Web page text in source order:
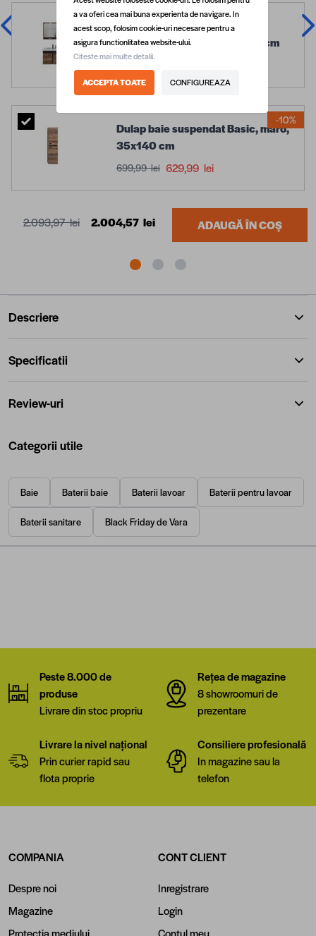
Set mobilier baie Basic,
suspendat, 3 piese, maro, 80 cm
Dulap baie suspendat Basic, maro,
35x140 cm
699,99 lei 629,99 lei
-10%
2.093,97 lei 2.004,57 lei ADAUGĂ ÎN COȘ
Descriere
Specificatii
Review-uri
Categorii utile
Baie Baterii baie Baterii lavoar Baterii pentru lavoar
Baterii sanitare Black Friday de Vara
Peste 8.000 de
produse
Livrare din stoc propriu
Rețea de magazine
8 showroomuri de
prezentare
Livrare la nivel național
Prin curier rapid sau
flota proprie
Consiliere profesională
In magazine sau la
telefon
COMPANIA
Despre noi
Magazine
CONT CLIENT
Inregistrare
Login
a va oferi cea mai buna experienta de navigare. In
acest scop, folosim cookie-uri necesare pentru a
asigura functionlitatea website-ului.
Citeste mai multe detalii.
ACCEPTA TOATE CONFIGUREAZA